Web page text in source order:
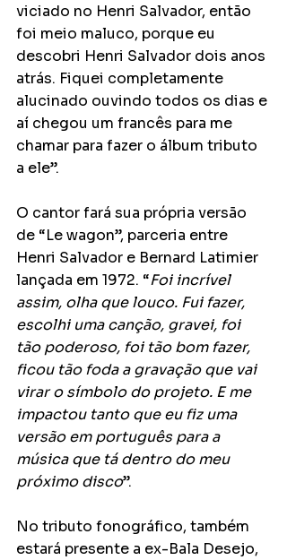
viciado no Henri Salvador, então
foi meio maluco, porque eu
descobri Henri Salvador dois anos
atrás. Fiquei completamente
alucinado ouvindo todos os dias e
aí chegou um francês para me
chamar para fazer o álbum tributo
a ele”.
O cantor fará sua própria versão
de “Le wagon”, parceria entre
Henri Salvador e Bernard Latimier
lançada em 1972. “Foi incrível
assim, olha que louco. Fui fazer,
escolhi uma canção, gravei, foi
tão poderoso, foi tão bom fazer,
ficou tão foda a gravação que vai
virar o símbolo do projeto. E me
impactou tanto que eu fiz uma
versão em português para a
música que tá dentro do meu
próximo disco”.
No tributo fonográfico, também
estará presente a ex-Bala Desejo,